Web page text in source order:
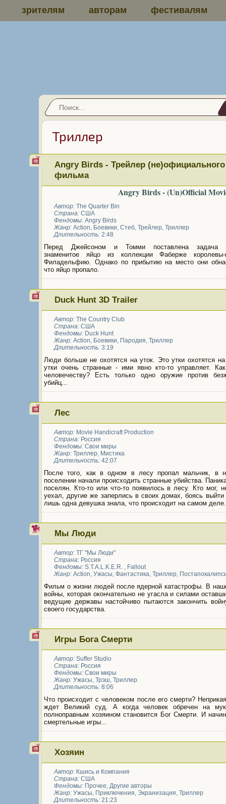
зрителям авторам фестивалям
Триллер
Angry Birds - Трейлер (не)официального
фильма
Angry Birds - (Un)Official
Автор: The Quarter Bin
Страна: США
Фендомы: Angry Birds
Жанр: Action, Боевики, Стеб, Трейлер, Триллер
Длительность: 2:48
Перед Джейсоном и Томми поставлена задача
знаменитое яйцо из коллекции Фаберже
Филадельфию. Однако по прибытию на место они
что яйцо пропало.
Duck Hunt 3D Trailer
Автор: The Country Club
Страна: США
Фендомы: Duck Hunt
Жанр: Action, Боевики, Пародия, Триллер
Длительность: 3:19
Люди больше не охотятся на уток. Это утки охотятся
утки очень странные - ими явно кто-то управляет.
человечеству? Есть только одно оружие против
убийц...
Лес
Автор: Movie Handicraft Production
Страна: Россия
Фендомы: Свои миры
Жанр: Триллер, Мистика
Длительность: 42:07
После того, как в одном в лесу пропал мальчик, в
поселении начали происходить странные убийства.
поселян. Кто-то или что-то появилось в лесу. Кто мог,
уехал, другие же заперлись в своих домах, боясь
лишь одна девушка знала, что происходит на самом
Мы Люди
Автор: ТГ "Мы Люди"
Страна: Россия
Фендомы: S.T.A.L.K.E.R. , Fallout
Жанр: Action, Ужасы, Фантастика, Триллер,
Фильм о жизни людей после ядерной катастрофы. В
войны, которая окончательно не угасла и силами
ведущие державы настойчиво пытаются закончить
своего государства.
Игры Бога Смерти
Автор: Suffer Studio
Страна: Россия
Фендомы: Свои миры
Жанр: Ужасы, Трэш, Триллер
Длительность: 8:06
Что происходит с человеком после его смерти?
ждет Великий суд. А когда человек обречен на
полноправным хозяином становится Бог Смерти. И
смертельные игры...
Хозяин
Автор: Кшись и Компания
Страна: США
Фендомы: Прочее, Другие авторы
Жанр: Ужасы, Приключения, Экранизация, Триллер
Длительность: 21:23